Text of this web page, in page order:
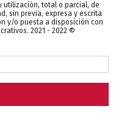
utilización, total o parcial, de
sin previa, expresa y escrita
y/o puesta a disposición con
2021 - 2022 ©